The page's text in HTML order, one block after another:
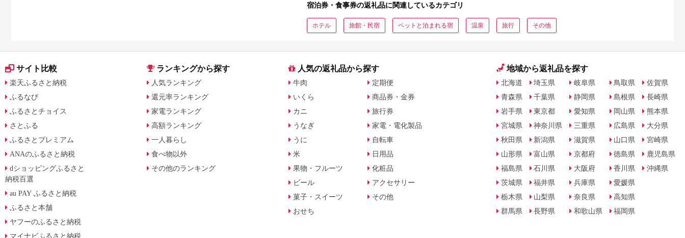
宿泊券・食事券の返礼品に関連しているカテゴリ
ホテル 旅館・民宿 ペットと泊まれる宿 温泉 旅行 その他
サイト比較
楽天ふるさと納税
ふるなび
ふるさとチョイス
さとふる
ふるさとプレミアム
ANAのふるさと納税
dショッピングふるさと
納税百選
au PAY ふるさと納税
ふるさと本舗
ヤフーのふるさと納税
マイナビふるさと納税
ランキングから探す
人気ランキング
還元率ランキング
家電ランキング
高額ランキング
一人暮らし
食べ物以外
その他のランキング
人気の返礼品から探す
牛肉
いくら
カニ
うなぎ
うに
米
果物・フルーツ
ビール
菓子・スイーツ
おせち
定期便
商品券・金券
旅行券
家電・電化製品
自転車
日用品
化粧品
アクセサリー
その他
地域から返礼品を探す
北海道
青森県
岩手県
宮城県
秋田県
山形県
福島県
茨城県
栃木県
群馬県
埼玉県
千葉県
東京都
神奈川県
新潟県
富山県
石川県
福井県
山梨県
長野県
岐阜県
静岡県
愛知県
三重県
滋賀県
京都府
大阪府
兵庫県
奈良県
和歌山県
鳥取県
島根県
岡山県
広島県
山口県
徳島県
香川県
愛媛県
高知県
福岡県
佐賀県
長崎県
熊本県
大分県
宮崎県
鹿児島県
沖縄県